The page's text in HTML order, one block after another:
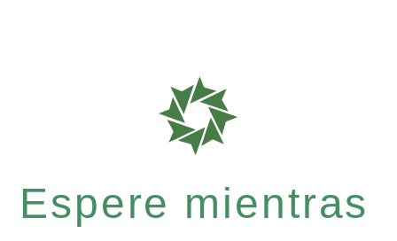
Espere mientras